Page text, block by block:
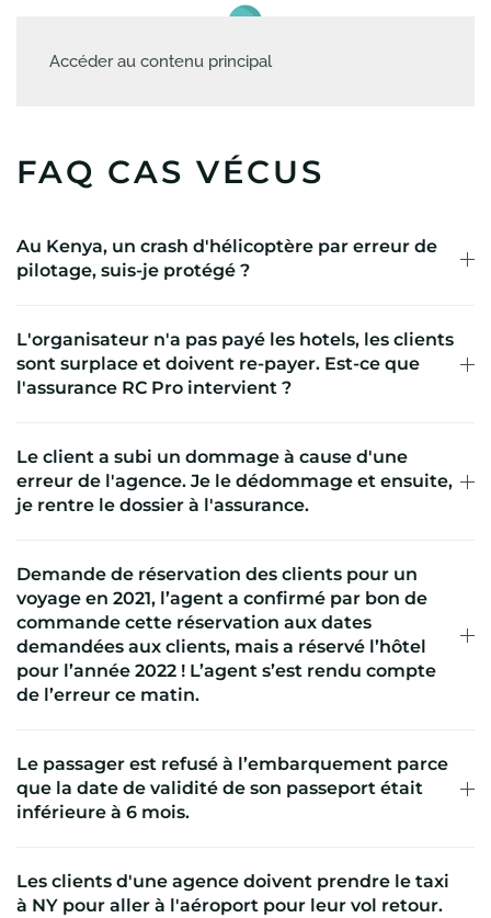
Accéder au contenu principal
FAQ CAS VÉCUS
Au Kenya, un crash d'hélicoptère par erreur de
pilotage, suis-je protégé ?
L'organisateur n'a pas payé les hotels, les clients
sont surplace et doivent re-payer. Est-ce que
l'assurance RC Pro intervient ?
Le client a subi un dommage à cause d'une
erreur de l'agence. Je le dédommage et ensuite,
je rentre le dossier à l'assurance.
Demande de réservation des clients pour un
voyage en 2021, l’agent a confirmé par bon de
commande cette réservation aux dates
demandées aux clients, mais a réservé l’hôtel
pour l’année 2022 ! L’agent s’est rendu compte
de l’erreur ce matin.
Le passager est refusé à l’embarquement parce
que la date de validité de son passeport était
inférieure à 6 mois.
Les clients d'une agence doivent prendre le taxi
à NY pour aller à l'aéroport pour leur vol retour.